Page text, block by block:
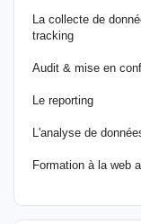
La collecte de
tracking
Audit & mise en
Le reporting
L'analyse de
Formation à la web